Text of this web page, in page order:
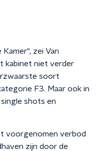
zei Van
kabinet niet verder
soort
F3. Maar ook in
shots en
voorgenomen verbod
zijn door de